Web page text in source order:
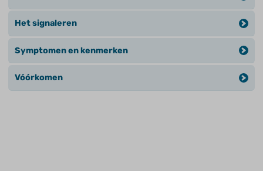
Het signaleren
Symptomen en kenmerken
Vóórkomen